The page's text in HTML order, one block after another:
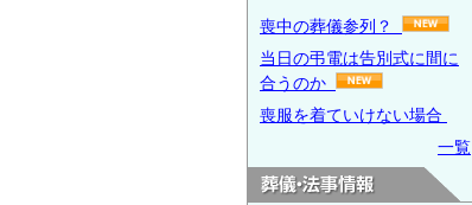
喪中の葬儀参列？
当日の弔電は告別式に間に
合うのか
喪服を着ていけない場合
一覧